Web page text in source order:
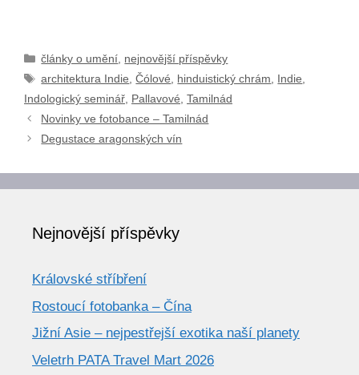
Rubriky
články o umění, nejnovější příspěvky
Štítky
architektura Indie,Čólové, hinduistický chrám, Indie,
Indologický seminář, Pallavové, Tamilnád
Novinky ve fotobance – Tamilnád
Degustace aragonských vín
Nejnovější příspěvky
Královské stříbření
Rostoucí fotobanka – Čína
Jižní Asie – nejpestřejší exotika naší planety
Veletrh PATA Travel Mart 2026